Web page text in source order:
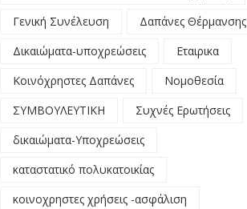
Γενική Συνέλευση
Δαπάνες Θέρμανσης
Δικαιώματα-υποχρεώσεις
Εταιρικα
Κοινόχρηστες Δαπάνες
Νομοθεσία
ΣΥΜΒΟΥΛΕΥΤΙΚΗ
Συχνές Ερωτήσεις
δικαιώματα-Υποχρεώσεις
καταστατικό πολυκατοικίας
κοινοχρηστες χρήσεις -ασφάλιση